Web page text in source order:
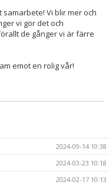
Vi blir mer och
vi gör det och
de gånger vi är färre
emot en rolig vår!
2024-09-14 10:38
2024-03-23 10:18
2024-02-17 10:13